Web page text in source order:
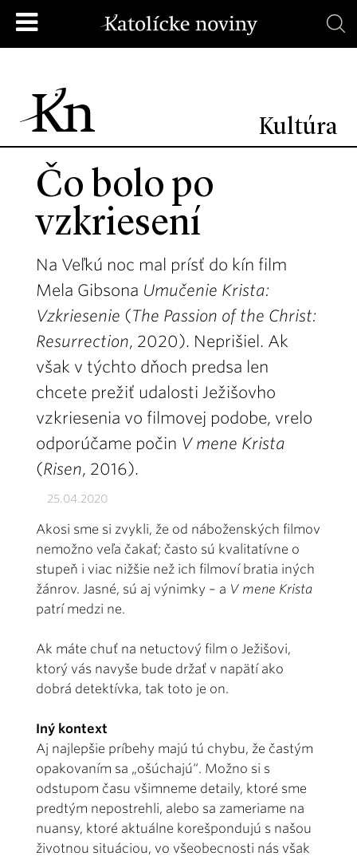
Kultúra
Čo bolo po
vzkriesení
Na Veľkú noc mal prísť do kín film
Mela Gibsona Umučenie Krista:
Vzkriesenie (The Passion of the Christ:
Resurrection, 2020). Neprišiel. Ak
však v týchto dňoch predsa len
chcete prežiť udalosti Ježišovho
vzkriesenia vo filmovej podobe, vrelo
odporúčame počin V mene Krista
(Risen, 2016).
25.04.2020
Akosi sme si zvykli, že od náboženských filmov
nemožno veľa čakať; často sú kvalitatívne o
stupeň i viac nižšie než ich filmoví bratia iných
žánrov. Jasné, sú aj výnimky – a V mene Krista
patrí medzi ne.
Ak máte chuť na netuctový film o Ježišovi,
ktorý vás navyše bude držať v napätí ako
dobrá detektívka, tak toto je on.
Iný kontext
Aj najlepšie príbehy majú tú chybu, že častým
opakovaním sa „ošúchajú“. Možno si s
odstupom času všimneme detaily, ktoré sme
predtým nepostrehli, alebo sa zameriame na
nuansy, ktoré aktuálne korešpondujú s našou
životnou situáciou, vo všeobecnosti nás však